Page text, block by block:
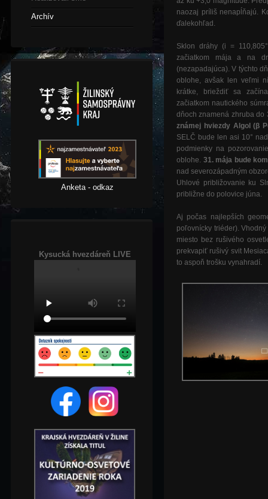
Archív
Anketa - odkaz
Kysucká hvezdáreň LIVE
naozaj príliš nenapĺňajú.
ďalekohľad.
Sklon dráhy (i =
začiatkom mája a na
(nezapadajúca). V týchto
oblohe, avšak len veľmi
krátke, brieždiť sa
začiatkom nautického
dňoch znamená zhruba do
známej hviezdy Algol (β
SELČ bude len asi 10°
podmienky na
oblohe. 31. mája bude
nad severozápadným
Uhlové približovanie ku
približne do polovice júna.
Aj počas najlepších
poľovnícky triéder).
miesto bez rušivého
prekvapiť rušivý svit
to aspoň trošku vynahradí.